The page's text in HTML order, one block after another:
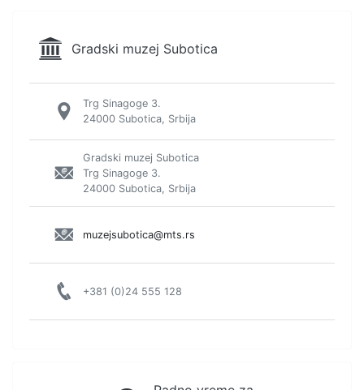
Gradski muzej Subotica
Trg Sinagoge 3.
24000 Subotica, Srbija
Gradski muzej Subotica
Trg Sinagoge 3.
24000 Subotica, Srbija
muzejsubotica@mts.rs
+381 (0)24 555 128